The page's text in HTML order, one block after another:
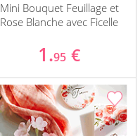
Mini Bouquet Feuillage et
Rose Blanche avec Ficelle
1.95 €